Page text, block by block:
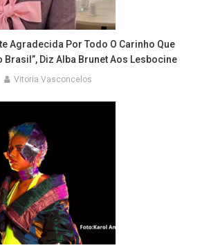
Agradecida Por Todo O Carinho Que
Brasil”, Diz Alba Brunet Aos Lesbocine
Vitoria Vasconcelos